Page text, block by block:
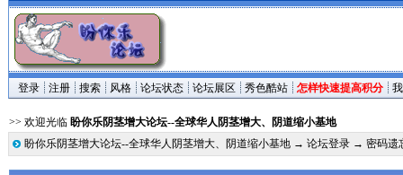
登录 注册 搜索 风格 论坛状态 论坛展区 秀色酷站 怎样快速提高积分
>> 欢迎光临 盼你乐阴茎增大论坛--全球华人阴茎增大、阴道缩小基地
盼你乐阴茎增大论坛--全球华人阴茎增大、阴道缩小基地→ 论坛登录→ 密码遗